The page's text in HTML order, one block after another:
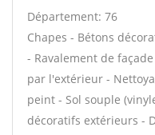
Département: 76
Chapes - Bétons
- Ravalement de
par l'extérieur -
peint - Sol souple
décoratifs extérieurs -